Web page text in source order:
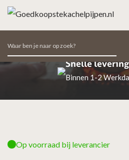
Zoeken
naar:
Snelle levering
Binnen 1-2
Op voorraad bij leverancier